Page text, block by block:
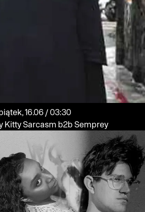
piątek, 16.06 / 03:30
Kitty Sarcasm b2b Semprey